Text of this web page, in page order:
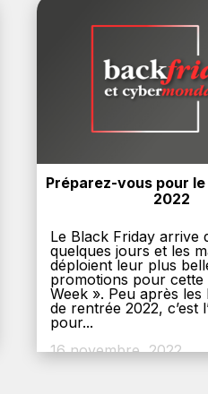
Préparez-vous pour
2022
Le Black Friday arrive
quelques jours et les
déploient leur plus
promotions pour cette
Week ». Peu après les
de rentrée 2022, c’est
pour...
16 novembre, 2022